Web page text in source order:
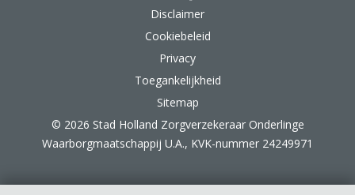
Disclaimer
Cookiebeleid
Privacy
Toegankelijkheid
Sitemap
© 2026 Stad Holland Zorgverzekeraar Onderlinge
Waarborgmaatschappij U.A., KVK-nummer 24249971